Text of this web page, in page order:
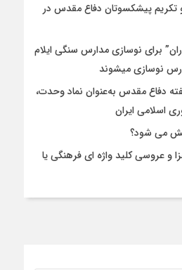
پیشکسوتان دفاع مقدس در
برای نوسازی مدارس سنگی ایلام
در هفته دفاع مقدس به‌عنوان نماد وحدت،
اسلامی ایران
و عروسی کلید واژه ای فرهنگی یا